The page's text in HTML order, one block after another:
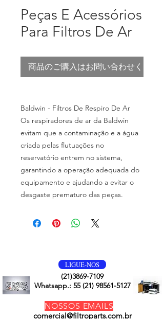
Peças E Acessórios
Para Filtros De Ar
商品のご購入はお問い合わせください
Baldwin - Filtros De Respiro De Ar
Os respiradores de ar da Baldwin
evitam que a contaminação e a água
criada pelas flutuações no
reservatório entrem no sistema,
garantindo a operação adequada do
equipamento e ajudando a evitar o
desgaste prematuro das peças.
LIGUE-NOS
(21)3869-7109
Whatsapp.: 55 (21) 98561-5127
NOSSOS EMAILS
comercial@filtroparts.com.br